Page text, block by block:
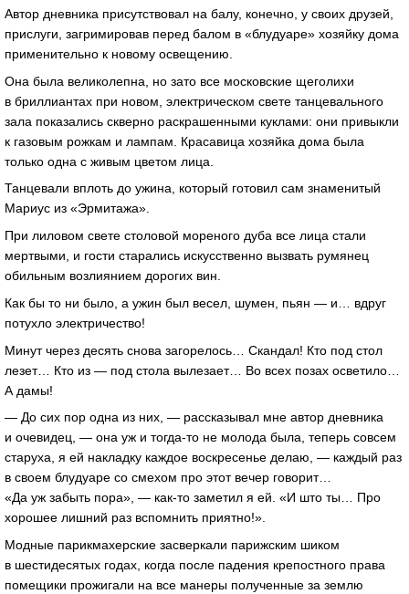
Автор дневника присутствовал на балу, конечно, у своих друзей,
прислуги, загримировав перед балом в «блудуаре» хозяйку дома
применительно к новому освещению.
Она была великолепна, но зато все московские щеголихи
в бриллиантах при новом, электрическом свете танцевального
зала показались скверно раскрашенными куклами: они привыкли
к газовым рожкам и лампам. Красавица хозяйка дома была
только одна с живым цветом лица.
Танцевали вплоть до ужина, который готовил сам знаменитый
Мариус из «Эрмитажа».
При лиловом свете столовой мореного дуба все лица стали
мертвыми, и гости старались искусственно вызвать румянец
обильным возлиянием дорогих вин.
Как бы то ни было, а ужин был весел, шумен, пьян — и… вдруг
потухло электричество!
Минут через десять снова загорелось… Скандал! Кто под стол
лезет… Кто из — под стола вылезает… Во всех позах осветило…
А дамы!
— До сих пор одна из них, — рассказывал мне автор дневника
и очевидец, — она уж и тогда-то не молода была, теперь совсем
старуха, я ей накладку каждое воскресенье делаю, — каждый раз
в своем блудуаре со смехом про этот вечер говорит…
«Да уж забыть пора», — как-то заметил я ей. «И што ты… Про
хорошее лишний раз вспомнить приятно!».
Модные парикмахерские засверкали парижским шиком
в шестидесятых годах, когда после падения крепостного права
помещики прожигали на все манеры полученные за землю